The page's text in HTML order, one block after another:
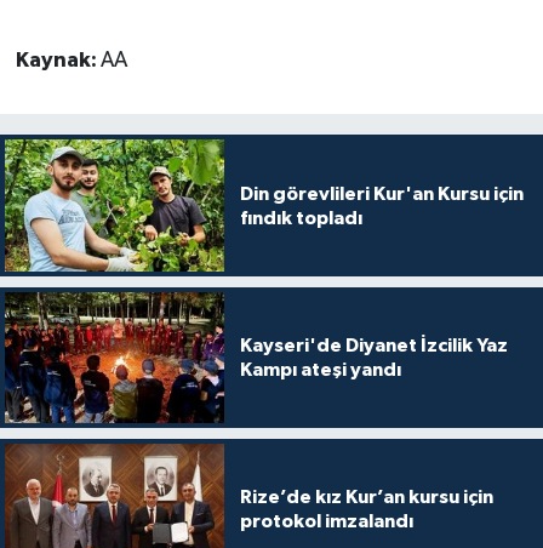
Kaynak: AA
Din görevlileri Kur'an Kursu için
fındık topladı
Kayseri'de Diyanet İzcilik Yaz
Kampı ateşi yandı
Rize’de kız Kur’an kursu için
protokol imzalandı